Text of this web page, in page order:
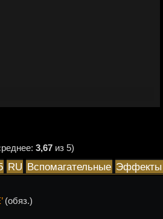
3,67 из 5)
RU Вспомагательные Эффекты
(обяз.)